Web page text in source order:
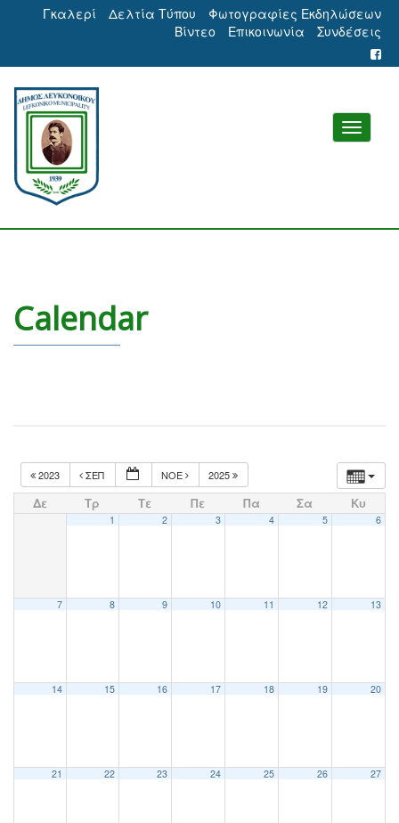
Γκαλερί Δελτία Τύπου
Φωτογραφίες Εκδηλώσεων
Βίντεο
Επικοινωνία Συνδέσεις
Calendar
2023 ΣΕΠ ΝΟΈ 2025
Δε Τρ Τε Πε Πα Σα Κυ
1 2 3 4 5 6
7 8 9 10 11 12 13
14 15 16 17 18 19 20
21 22 23 24 25 26 27